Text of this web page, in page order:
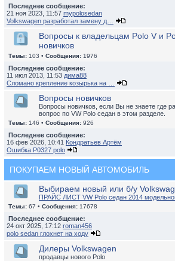
Последнее сообщение:
21 ноя 2023, 11:57 mypolosedan
Volkswagen разработал замену д…
Вопросы к владельцам Polo V и
новичков
Темы: 103 • Сообщения: 1976
Последнее сообщение:
11 июл 2013, 11:53 дима88
Сломано крепление козырька на …
Вопросы новичков
Вопросы новичков, если Вы не знаете где
вопрос по VW Polo седан в этом разделе.
Темы: 146 • Сообщения: 926
Последнее сообщение:
16 фев 2026, 10:41 Кондратьев Артём
Ошибка P0327 polo
ПОКУПАЕМ НОВЫЙ АВТОМОБИЛЬ
Выбираем новый или б/у
ПРАЙС ЛИСТ VW Polo седан 2014
Темы: 67 • Сообщения: 17678
Последнее сообщение:
24 окт 2025, 17:12 roman456
polo sedan глохнет на ходу
Дилеры Volkswagen
продавцы нового Polo